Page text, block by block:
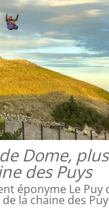
Dome,
des Puys
éponyme Le Puy
la chaine des